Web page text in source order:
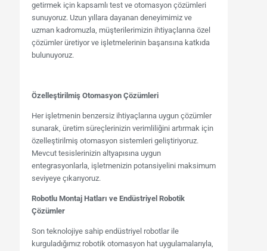
getirmek için kapsamlı test ve otomasyon çözümleri
sunuyoruz. Uzun yıllara dayanan deneyimimiz ve
uzman kadromuzla, müşterilerimizin ihtiyaçlarına özel
çözümler üretiyor ve işletmelerinin başarısına katkıda
bulunuyoruz.
Özelleştirilmiş Otomasyon Çözümleri
Her işletmenin benzersiz ihtiyaçlarına uygun çözümler
sunarak, üretim süreçlerinizin verimliliğini artırmak için
özelleştirilmiş otomasyon sistemleri geliştiriyoruz.
Mevcut tesislerinizin altyapısına uygun
entegrasyonlarla, işletmenizin potansiyelini maksimum
seviyeye çıkarıyoruz.
Robotlu Montaj Hatları ve Endüstriyel Robotik
Çözümler
Son teknolojiye sahip endüstriyel robotlar ile
kurguladığımız robotik otomasyon hat uygulamalarıyla,